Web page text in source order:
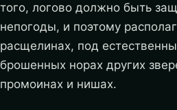
того, логово должно быть
непогоды, и поэтому
расщелинах, под
брошенных норах других
промоинах и нишах.